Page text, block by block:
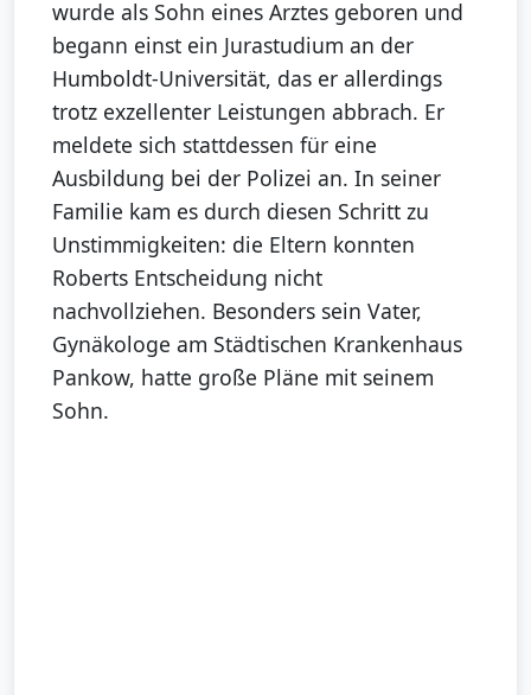
wurde als Sohn eines Arztes geboren und
begann einst ein Jurastudium an der
Humboldt-Universität, das er allerdings
trotz exzellenter Leistungen abbrach. Er
meldete sich stattdessen für eine
Ausbildung bei der Polizei an. In seiner
Familie kam es durch diesen Schritt zu
Unstimmigkeiten: die Eltern konnten
Roberts Entscheidung nicht
nachvollziehen. Besonders sein Vater,
Gynäkologe am Städtischen Krankenhaus
Pankow, hatte große Pläne mit seinem
Sohn.